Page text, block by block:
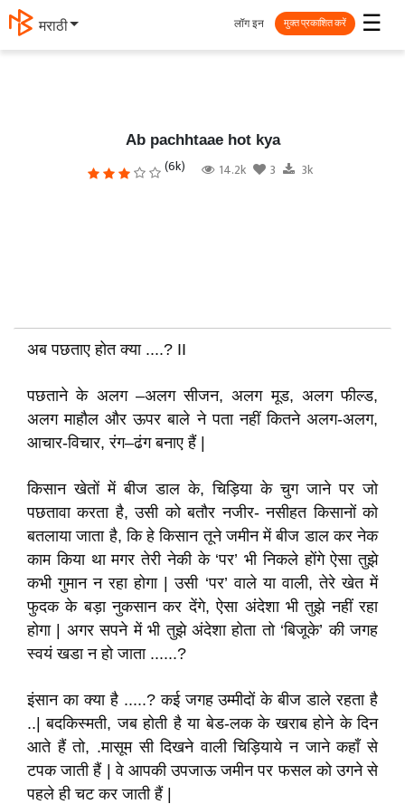
मराठी ☰
लॉग इन मुक्त प्रकाशित करें
Ab pachhtaae hot kya
(6k) 14.2k 3 3k
अब पछताए होत क्या ....? II
पछताने के अलग –अलग सीजन, अलग मूड, अलग फील्ड,
अलग माहौल और ऊपर बाले ने पता नहीं कितने अलग-अलग,
आचार-विचार, रंग–ढंग बनाए हैं |
किसान खेतों में बीज डाल के, चिड़िया के चुग जाने पर जो
पछतावा करता है, उसी को बतौर नजीर- नसीहत किसानों को
बतलाया जाता है, कि हे किसान तूने जमीन में बीज डाल कर नेक
काम किया था मगर तेरी नेकी के ‘पर’ भी निकले होंगे ऐसा तुझे
कभी गुमान न रहा होगा | उसी ‘पर’ वाले या वाली, तेरे खेत में
फुदक के बड़ा नुकसान कर देंगे, ऐसा अंदेशा भी तुझे नहीं रहा
होगा | अगर सपने में भी तुझे अंदेशा होता तो ‘बिजूके’ की जगह
स्वयं खडा न हो जाता ......?
इंसान का क्या है .....? कई जगह उम्मीदों के बीज डाले रहता है
..| बदकिस्मती, जब होती है या बेड-लक के खराब होने के दिन
आते हैं तो, .मासूम सी दिखने वाली चिड़ियाये न जाने कहाँ से
टपक जाती हैं | वे आपकी उपजाऊ जमीन पर फसल को उगने से
पहले ही चट कर जाती हैं |